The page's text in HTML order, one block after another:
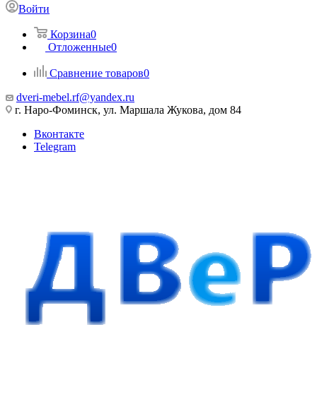
Войти
Корзина0
Отложенные0
Сравнение товаров0
dveri-mebel.rf@yandex.ru
г. Наро-Фоминск, ул. Маршала Жукова, дом 84
Вконтакте
Telegram